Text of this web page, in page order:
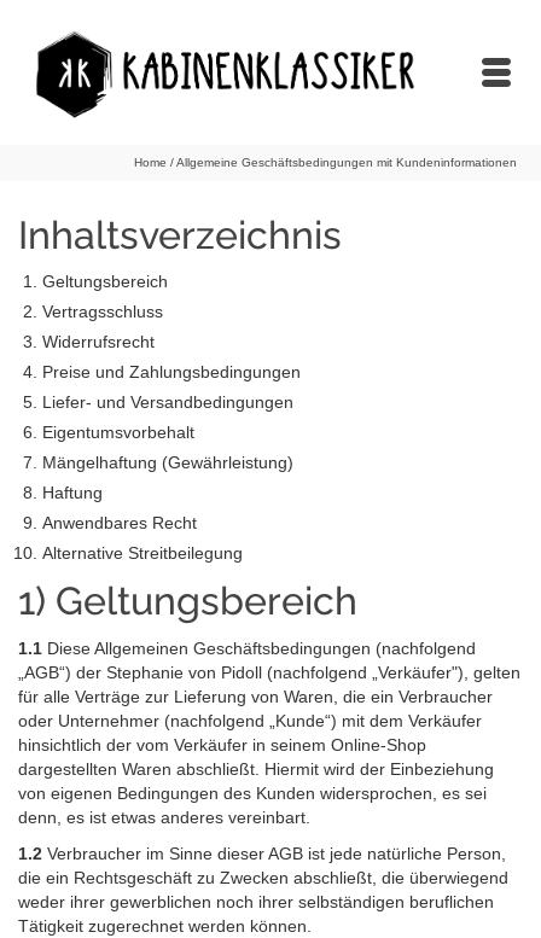
Home /Allgemeine Geschäftsbedingungen mit Kundeninformationen
Inhaltsverzeichnis
Geltungsbereich
Vertragsschluss
Widerrufsrecht
Preise und Zahlungsbedingungen
Liefer- und Versandbedingungen
Eigentumsvorbehalt
Mängelhaftung (Gewährleistung)
Haftung
Anwendbares Recht
Alternative Streitbeilegung
1) Geltungsbereich
1.1 Diese Allgemeinen Geschäftsbedingungen (nachfolgend
„AGB“) der Stephanie von Pidoll (nachfolgend „Verkäufer"), gelten
für alle Verträge zur Lieferung von Waren, die ein Verbraucher
oder Unternehmer (nachfolgend „Kunde“) mit dem Verkäufer
hinsichtlich der vom Verkäufer in seinem Online-Shop
dargestellten Waren abschließt. Hiermit wird der Einbeziehung
von eigenen Bedingungen des Kunden widersprochen, es sei
denn, es ist etwas anderes vereinbart.
1.2 Verbraucher im Sinne dieser AGB ist jede natürliche Person,
die ein Rechtsgeschäft zu Zwecken abschließt, die überwiegend
weder ihrer gewerblichen noch ihrer selbständigen beruflichen
Tätigkeit zugerechnet werden können.